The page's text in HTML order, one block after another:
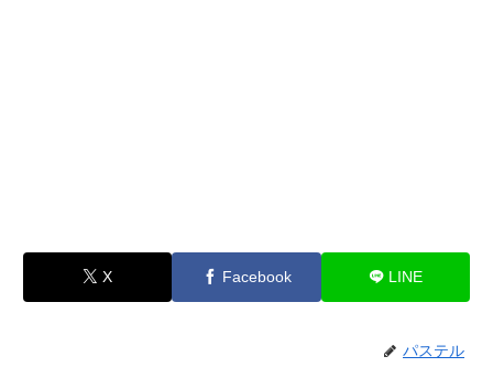
X Facebook LINE
パステル